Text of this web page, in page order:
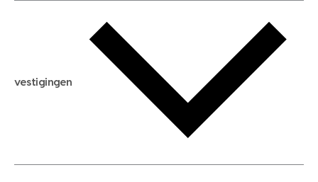
aankoopadvies
verkoopadvies
hypotheekadvies
hypotheek berekenen
maximale hypotheek berekenen
hypotheek bespaarcheck
gratis zoekprofiel aanmaken
open woningwaarde dag
vestigingen